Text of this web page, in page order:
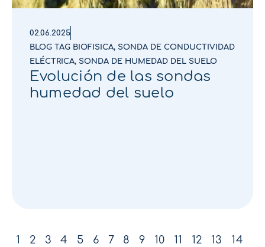
02.06.2025
BLOG TAG BIOFISICA, SONDA DE CONDUCTIVIDAD
ELÉCTRICA, SONDA DE HUMEDAD DEL SUELO
Evolución de las sondas
humedad del suelo
1 2 3 4 5 6 7 8 9 10 11 12 13
14